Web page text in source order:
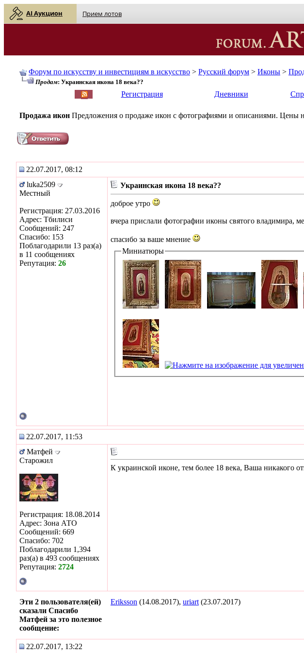
AI Аукцион Прием лотов
Форум по искусству и инвестициям в искусство > Русский форум > Иконы >
Продам: Украинская икона 18 века??
Регистрация Дневники
Продажа икон Предложения о продаже икон с фотографиями и описаниями. Цены
22.07.2017, 08:12
luka2509
Местный
Регистрация: 27.03.2016
Адрес: Тбилиси
Сообщений: 247
Спасибо: 153
Поблагодарили 13 раз(а)
в 11 сообщениях
Репутация: 26
Украинская икона 18 века??
доброе утро
вчера прислали фотографии иконы святого владимира,
спасибо за ваше мнение
Миниатюры
22.07.2017, 11:53
Матфей
Старожил
Регистрация: 18.08.2014
Адрес: Зона АТО
Сообщений: 669
Спасибо: 702
Поблагодарили 1,394
раз(а) в 493 сообщениях
Репутация: 2724
К украинской иконе, тем более 18 века, Ваша никакого
Эти 2 пользователя(ей)
сказали Спасибо
Матфей за это полезное
сообщение:
Eriksson (14.08.2017), uriart (23.07.2017)
22.07.2017, 13:22